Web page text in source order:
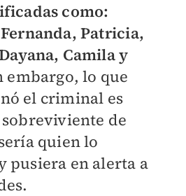
como:
Patricia,
Camila y
embargo, lo que
el criminal es
de
quien lo
pusiera en alerta a